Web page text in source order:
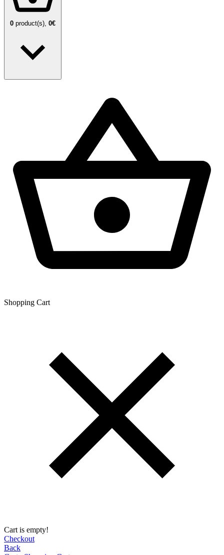
0 product(s), 0€
Shopping Сart
Cart is empty!
Checkout
Back